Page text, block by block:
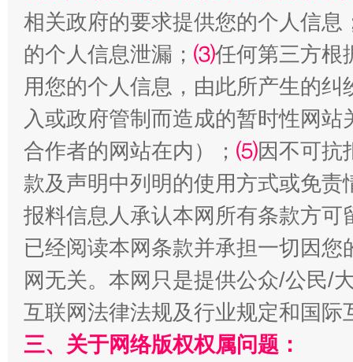
“刷贴”乱象丛生
生
揭批美国五大"原罪" "炒
相关政府的要求提供您的个人信息
的个人信息泄漏； ⑶任何第三方根
用您的个人信息，由此所产生的纠
入或政府管制而造成的暂时性网
合作者的网站在内）； ⑸因不可抗
款及声明中列明的使用方式或免责
报料信息人承认本网所有条款方
已经阅读本网条款并承担一切因
网无关。本网只是提供公众/公民/
互联网法律法规及行业规定和国
三、关于网络版权权属问题：